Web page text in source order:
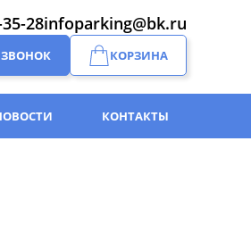
28infoparking@bk.ru
ЗВОНОК КОРЗИНА
КОНТАКТЫ